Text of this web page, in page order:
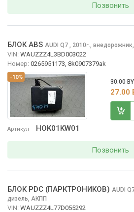
Позвонить
-10%
Артикул HOK01KW01
БЛОК ABS AUDI Q7 , 2010г.,
VIN: WAUZZZ4L3BD003022
Номер: 0265951173, 8k0907379ak
30.00
27.00
Позвонить
БЛОК PDC (ПАРКТРОНИКОВ) AUDI
дизель, АКПП
VIN: WAUZZZ4L77D055292